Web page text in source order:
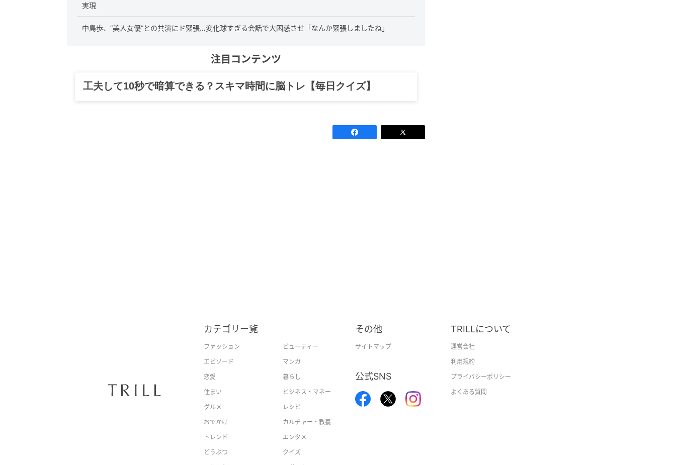
実現
中島歩、“美人女優”との共演にド緊張…変化球すぎる会話で大困惑させ「なんか緊張しましたね」
注目コンテンツ
工夫して10秒で暗算できる？スキマ時間に脳トレ【毎日クイズ】
カテゴリー覧
ファッション
ビューティー
エピソード
マンガ
恋愛
暮らし
住まい
ビジネス・マネー
グルメ
レシピ
おでかけ
カルチャー・教養
トレンド
エンタメ
どうぶつ
クイズ
その他
サイトマップ
公式SNS
TRILLについて
運営会社
利用規約
プライバシーポリシー
よくある質問